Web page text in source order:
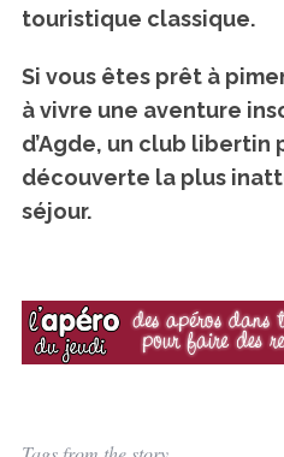
touristique classique.
Si vous êtes prêt à
à vivre une aventure
d’Agde, un club
découverte la plus
séjour.